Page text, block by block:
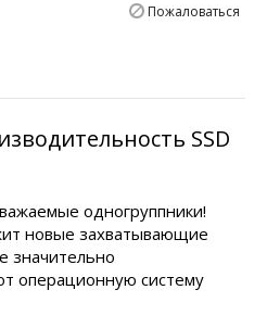
Пожаловаться
SSD
одногруппники!
новые захватывающие
значительно
операционную систему